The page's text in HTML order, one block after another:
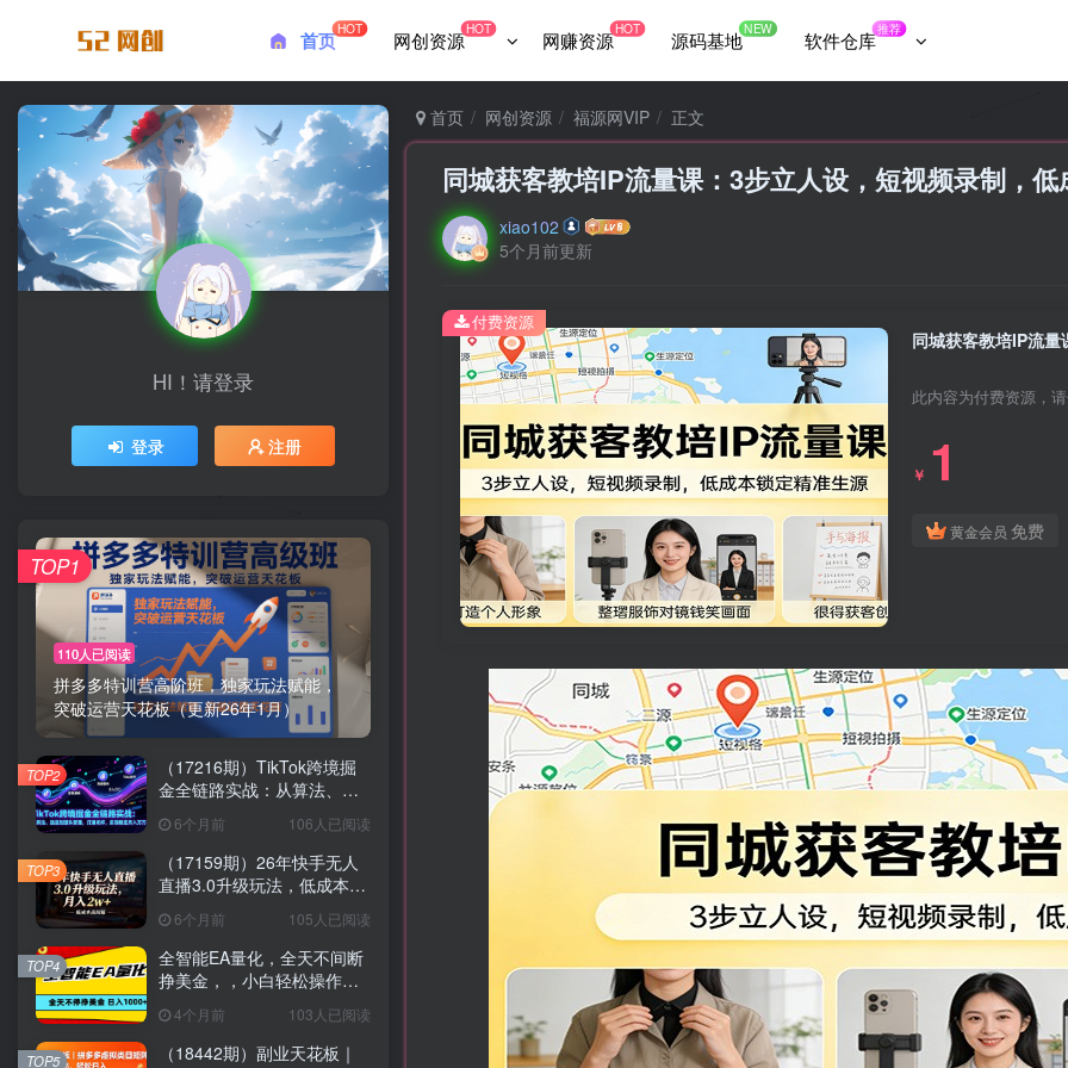
首页HOT 网创资源HOT 网赚资源HOT 源码基地NEW 软件仓库推荐
首页 网创资源 福源网VIP 正文
同城获客教培IP流量课：3步立人设，短视频录制，
xiao102
5个月前更新
同城获客教培IP流
此内容为付费资源，
￥ 1
黄金会员 免费
付费资源
HI！请登录
登录 注册
110人已阅读
拼多多特训营高阶班，独家玩法赋能，
突破运营天花板（更新26年1月）
TOP1
（17216期）TikTok跨境掘
金全链路实战：从算法、选
品到团队管理，打通闭环，
实现稳定月入万刀
6个月前 106人已阅读
TOP2
（17159期）26年快手无人
直播3.0升级玩法，低成本高
6个月前 105人已阅读
TOP3
全智能EA量化，全天不间断
挣美金，，小白轻松操作，
4个月前 103人已阅读
TOP4
（18442期）副业天花板｜
TOP5